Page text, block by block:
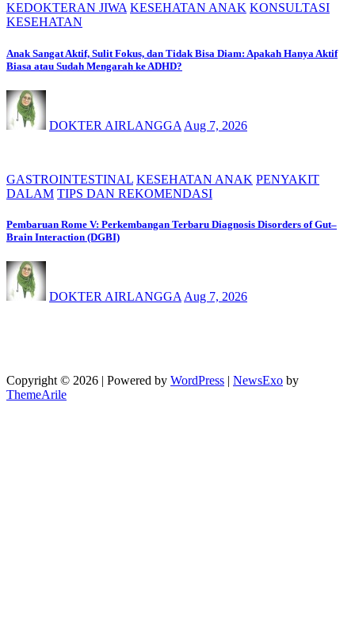
KEDOKTERAN JIWA KESEHATAN ANAK KONSULTASI
KESEHATAN
Anak Sangat Aktif, Sulit Fokus, dan Tidak Bisa Diam: Apakah Hanya Aktif
Biasa atau Sudah Mengarah ke ADHD?
DOKTER AIRLANGGA Aug 7, 2026
GASTROINTESTINAL KESEHATAN ANAK PENYAKIT
DALAM TIPS DAN REKOMENDASI
Pembaruan Rome V: Perkembangan Terbaru Diagnosis Disorders of Gut–
Brain Interaction (DGBI)
DOKTER AIRLANGGA Aug 7, 2026
Copyright © 2026 | Powered by WordPress | NewsExo by
ThemeArile